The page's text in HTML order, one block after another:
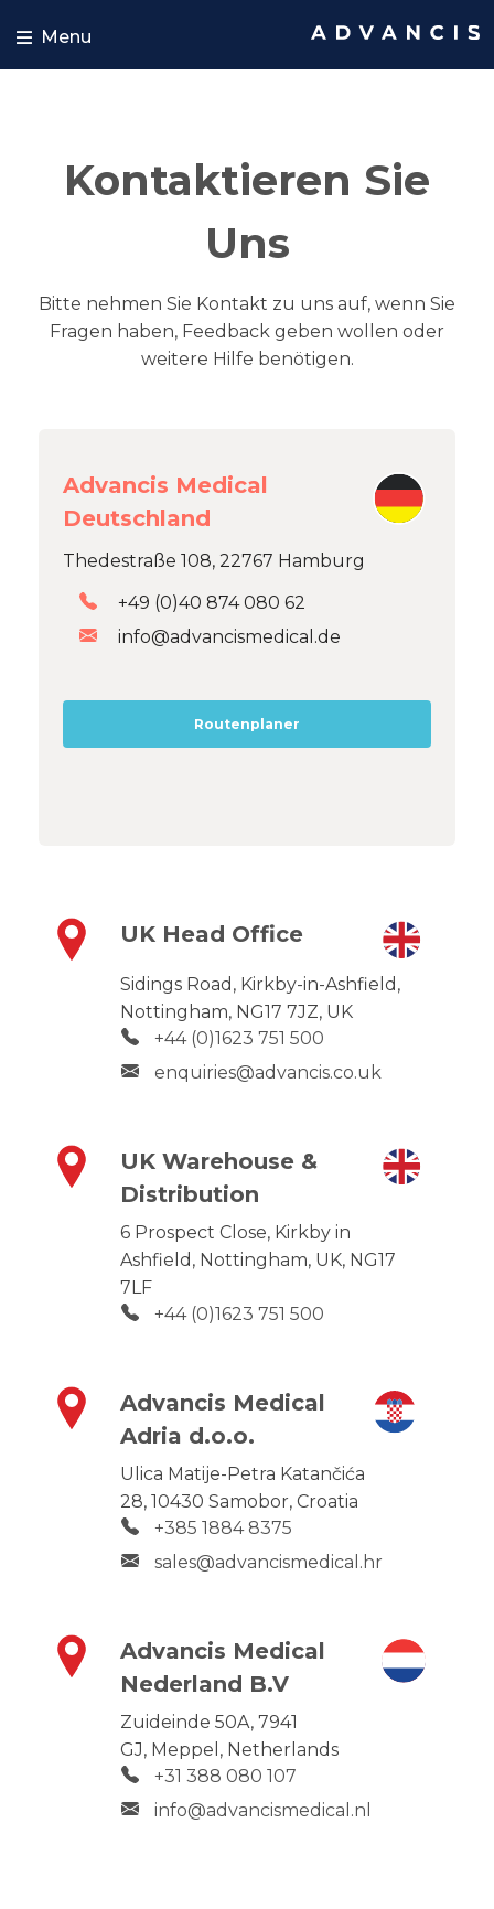
Menu
Kontaktieren Sie
Uns
Bitte nehmen Sie Kontakt zu uns auf, wenn Sie
Fragen haben, Feedback geben wollen oder
weitere Hilfe benötigen.
Advancis Medical
Deutschland
Thedestraße 108, 22767 Hamburg
+49 (0)40 874 080 62
info@advancismedical.de
Routenplaner
UK Head Office
Sidings Road, Kirkby-in-Ashfield,
Nottingham, NG17 7JZ, UK
+44 (0)1623 751 500
enquiries@advancis.co.uk
UK Warehouse &
Distribution
6 Prospect Close, Kirkby in
Ashfield, Nottingham, UK, NG17
7LF
+44 (0)1623 751 500
Advancis Medical
Adria d.o.o.
Ulica Matije-Petra Katančića
28, 10430 Samobor, Croatia
+385 1884 8375
sales@advancismedical.hr
Advancis Medical
Nederland B.V
Zuideinde 50A, 7941
GJ, Meppel, Netherlands
+31 388 080 107
info@advancismedical.nl